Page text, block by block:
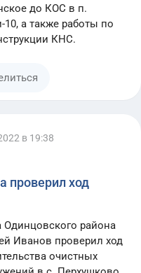
до КОС в п.
10, а также работы по
КНС.
в 19:38
проверил ход
Одинцовского района
Иванов проверил ход
очистных